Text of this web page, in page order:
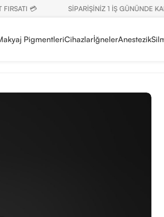
💳 SİPARİŞİNİZ 1 İŞ GÜNÜNDE
PigmentleriCihazlarİğnelerAnestezik